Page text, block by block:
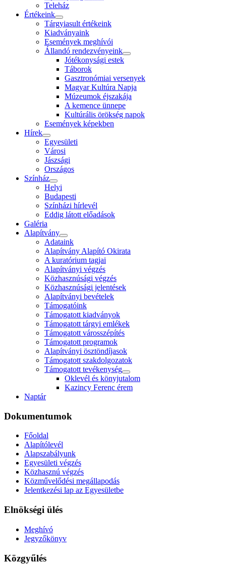
Teleház
Értékeink
Tárgyiasult értékeink
Kiadványaink
Események meghívói
Állandó rendezvényeink
Jótékonysági estek
Táborok
Gasztronómiai versenyek
Magyar Kultúra Napja
Múzeumok éjszakája
A kemence ünnepe
Kultúrális örökség napok
Események képekben
Hírek
Egyesületi
Városi
Jászsági
Országos
Színház
Helyi
Budapesti
Színházi hírlevél
Eddig látott előadások
Galéria
Alapítvány
Adataink
Alapítvány Alapító Okirata
A kuratórium tagjai
Alapítványi végzés
Közhasznúsági végzés
Közhasznúsági jelentések
Alapítványi bevételek
Támogatóink
Támogatott kiadványok
Támogatott tárgyi emlékek
Támogatott városszépítés
Támogatott programok
Alapítványi ösztöndíjasok
Támogatott szakdolgozatok
Támogatott tevékenység
Oklevél és könyjutalom
Kazincy Ferenc érem
Naptár
Dokumentumok
Főoldal
Alapítólevél
Alapszabályunk
Egyesületi végzés
Közhasznú végzés
Közművelődési megállapodás
Jelentkezési lap az Egyesületbe
Elnökségi ülés
Meghívó
Jegyzőkönyv
Közgyűlés